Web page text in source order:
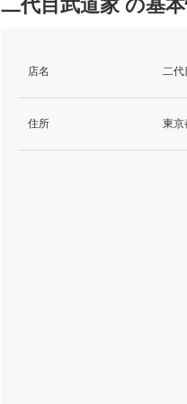
二代目武道家 の基
店名 二
住所 東京